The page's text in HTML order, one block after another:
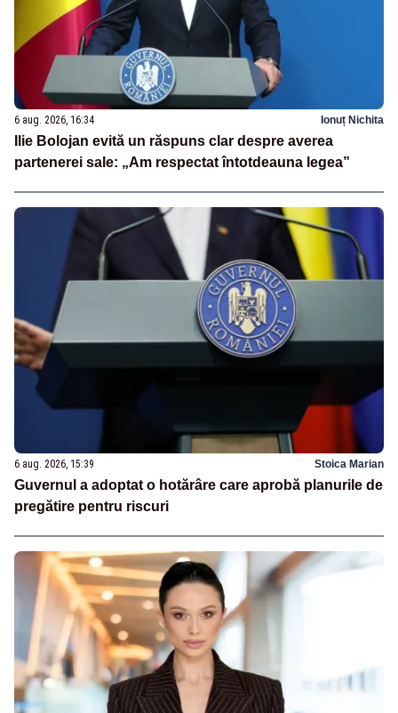
6 aug. 2026, 16:34 Ionuț Nichita
Ilie Bolojan evită un răspuns clar despre averea
partenerei sale: „Am respectat întotdeauna legea”
6 aug. 2026, 15:39 Stoica Marian
Guvernul a adoptat o hotărâre care aprobă planurile de
pregătire pentru riscuri